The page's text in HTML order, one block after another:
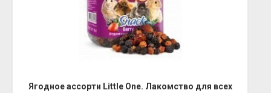
Ягодное ассорти Little One. Лакомство для всех